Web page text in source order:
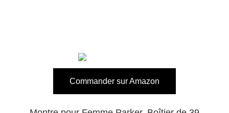
Commander sur Amazon